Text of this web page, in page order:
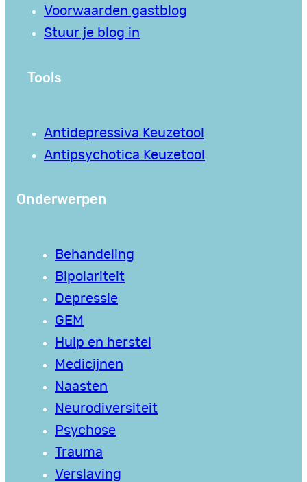
Voorwaarden gastblog
Stuur je blog in
Tools
Antidepressiva Keuzetool
Antipsychotica Keuzetool
Onderwerpen
Behandeling
Bipolariteit
Depressie
GEM
Hulp en herstel
Medicijnen
Naasten
Neurodiversiteit
Psychose
Trauma
Verslaving